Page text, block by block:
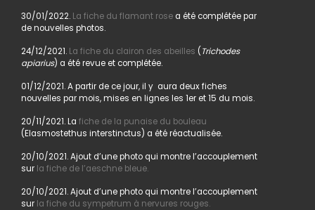
30/01/2022. La fiche du flamant rosea été complétée par
de nouvelles photos.
24/12/2021. La fiche du clairon des abeilles ( Trichodes
apiarius) a été revue et complétée.
01/12/2021. A partir de ce jour, il y aura deux fiches
nouvelles par mois, mises en lignes les 1er et 15 du mois.
20/11/2021. La fiche de la punaise du bouleau
(Elasmostethus interstinctus) a été réactualisée.
20/10/2021. Ajout d’une photo qui montre l’accouplement
sur la fiche de l’aeschne bleue.
20/10/2021. Ajout d’une photo qui montre l’accouplement
sur la fiche du sympetrum à nervures rouges.